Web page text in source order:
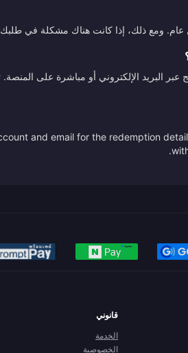
عام. ومع ذلك، إذا كانت هناك مشكلة في
عبر البريد الإلكتروني أو مباشرة على
and email for the redemption
قانوني
الخدمة
الخصوصية